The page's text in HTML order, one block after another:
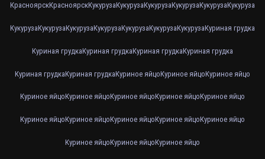
КрасноярскКрасноярскКукурузаКукурузаКукурузаКукурузаКукурузаКукуруза
КукурузаКукурузаКукурузаКукурузаКукурузаКукурузаКукурузаКуриная грудка
Куриная грудкаКуриная грудкаКуриная грудкаКуриная грудка
Куриная грудкаКуриная грудкаКуриное яйцоКуриное яйцоКуриное яйцо
Куриное яйцоКуриное яйцоКуриное яйцоКуриное яйцоКуриное яйцо
Куриное яйцоКуриное яйцоКуриное яйцоКуриное яйцоКуриное яйцо
Куриное яйцоКуриное яйцоКуриное яйцо